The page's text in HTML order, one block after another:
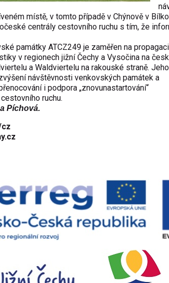
místě, v tomto případě v Chýnově v
centrály cestovního ruchu s tím, že
památky ATCZ249 je zaměřen na propagaci
v regionech jižní Čechy a Vysočina na
a Waldviertelu na rakouské straně. Jeho
návštěvnosti venkovských památek a
i podpora „znovunastartování“
ruchu.
Píchová.